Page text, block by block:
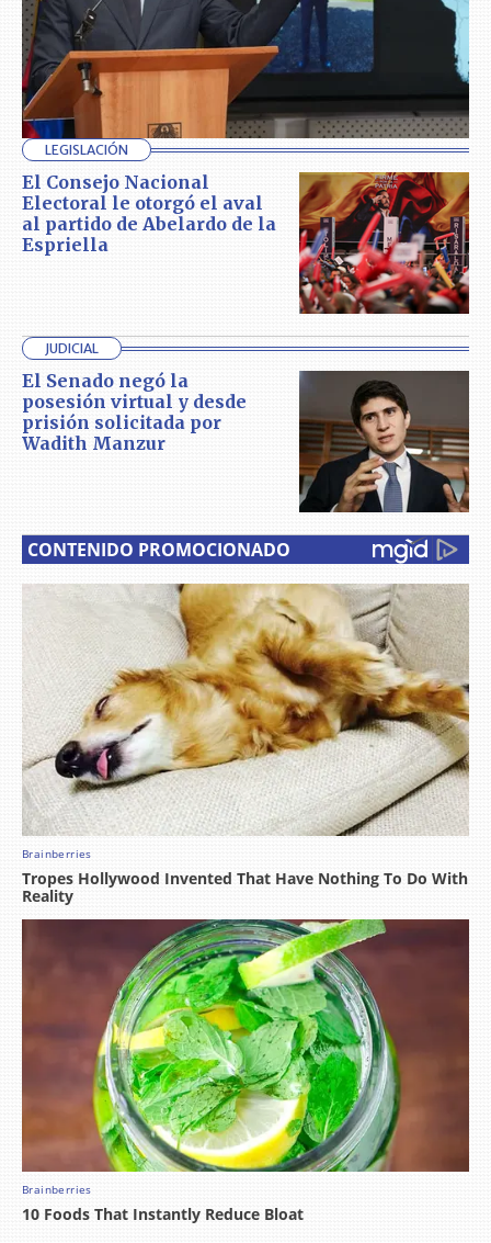
LEGISLACIÓN
El Consejo Nacional
Electoral le otorgó el aval
al partido de Abelardo de la
Espriella
JUDICIAL
El Senado negó la
posesión virtual y desde
prisión solicitada por
Wadith Manzur